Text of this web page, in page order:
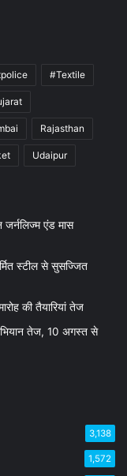
#Textile
Rajasthan
Udaipur
जर्नलिज्म एंड मास
स्टील से सुसज्जित
की तैयारियां तेज
तेज, 10 अगस्त से
3,138
1,572